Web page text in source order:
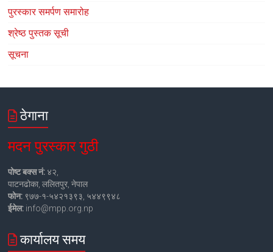
पुरस्कार समर्पण समारोह
श्रेष्ठ पुस्तक सूची
सूचना
ठेगाना
मदन पुरस्कार गुठी
पोष्ट बक्स नं: ४२,
पाटनढोका, ललितपुर, नेपाल
फोन: ९७७-१-५४२१३९३, ५४४९९४८
ईमेल: info@mpp.org.np
कार्यालय समय